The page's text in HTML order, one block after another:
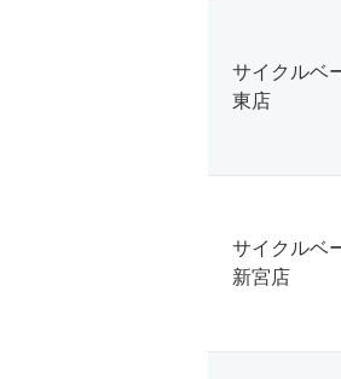
サイクルベ
東店
サイクルベ
新宮店